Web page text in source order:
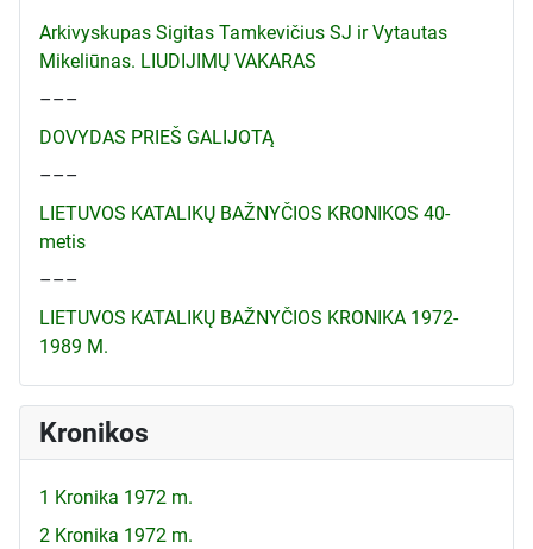
Arkivyskupas Sigitas Tamkevičius SJ ir Vytautas
Mikeliūnas. LIUDIJIMŲ VAKARAS
–––
DOVYDAS PRIEŠ GALIJOTĄ
–––
LIETUVOS KATALIKŲ BAŽNYČIOS KRONIKOS 40-
metis
–––
LIETUVOS KATALIKŲ BAŽNYČIOS KRONIKA 1972-
1989 M.
Kronikos
1 Kronika 1972 m.
2 Kronika 1972 m.